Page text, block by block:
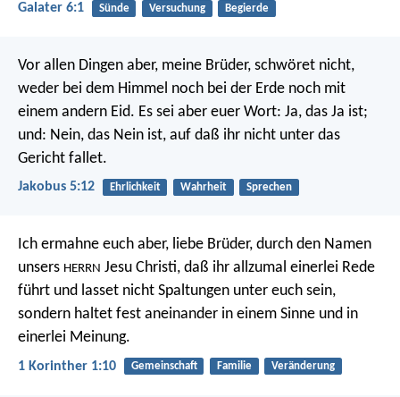
Galater 6:1 Sünde Versuchung Begierde
Vor allen Dingen aber, meine Brüder, schwöret nicht,
weder bei dem Himmel noch bei der Erde noch mit
einem andern Eid. Es sei aber euer Wort: Ja, das Ja ist;
und: Nein, das Nein ist, auf daß ihr nicht unter das
Gericht fallet.
Jakobus 5:12 Ehrlichkeit Wahrheit Sprechen
Ich ermahne euch aber, liebe Brüder, durch den Namen
unsers HERRN Jesu Christi, daß ihr allzumal einerlei Rede
führt und lasset nicht Spaltungen unter euch sein,
sondern haltet fest aneinander in einem Sinne und in
einerlei Meinung.
1 Korinther 1:10 Gemeinschaft Familie Veränderung